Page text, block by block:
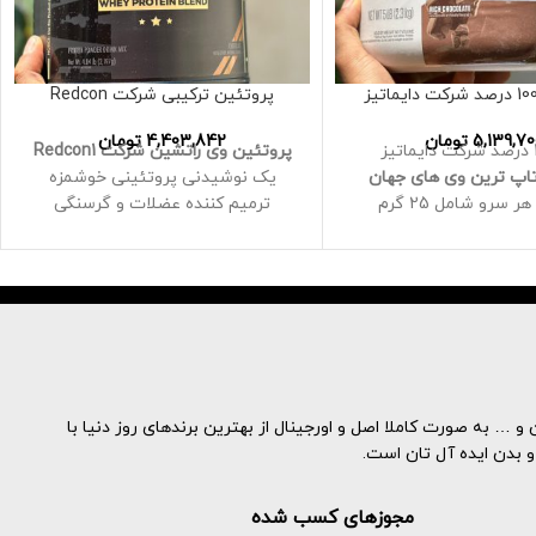
تومان
ترین وی های جهان
67 سروینگ هر سرو شامل 25 گرم
خشک عضلانی بهتر
سازی کمک در چربی
بندی هایوانیلوتوت
پروتئین ترکیبی شرکت Redcon
4,403,842 تومان
پروتئین وی راتشین شرکت Redcon1
یک نوشیدنی پروتئینی خوشمزه
ترمیم کننده عضلات و گرسنگی
منابع هیدرولیز/کنسانتره است
ارائه 24 گرم پروتئین در هر وعده
پروتئین آب پنیر مایعی است که
پروتئین آب پنیر هیدرولیز شده،
قابلیت هضم آن افزایش یابد
… به صورت کاملا اصل و اورجینال از بهترین برندهای روز دنیا با
بدن ایده آل تان است.
مجوزهای کسب شده